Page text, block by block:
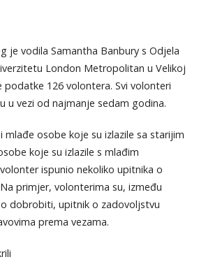
je vodila Samantha Banbury s Odjela
London Metropolitan u Velikoj
podatke 126 volontera. Svi volonteri
u vezi od najmanje sedam godina.
mlađe osobe koje su izlazile sa starijim
koje su izlazile s mlađim
ispunio nekoliko upitnika o
primjer, volonterima su, između
dobrobiti, upitnik o zadovoljstvu
prema vezama.